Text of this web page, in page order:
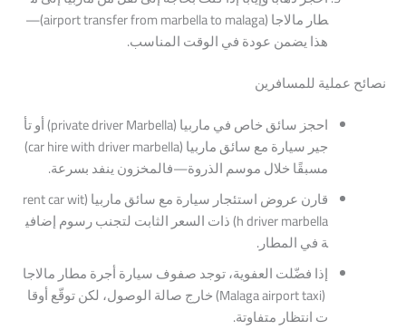
طارمالاجا(airport
transferfrommarbellatomalaga)
—
هذايضمنعودةفيالوقتالمناسب.
نصائحعمليةللمسافرين
احجزسائقخاصفيماربيا(private
driverMarbella) أوتأ
جيرسيارةمعسائقماربيا(car
hirewithdrivermarbella)
مسبقًاخلالموسمالذروة—فالمخزونينفدبسرعة.
قارنعروضاستئجارسيارةمعسائقماربيا(rent
carwit
hdrivermarbella) ذاتالسعرالثابتلتجنبرسومإضافي
فيالمطار.
إذا
فضّلتالعفوية،توجدصفوفسيارةأجرةمطارمالاجا
airporttaxi) خارج صالةالوصول،لكنتوقّعأوقا
انتظارمتفاوتة.